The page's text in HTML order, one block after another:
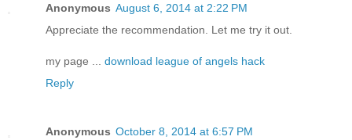
Anonymous August 6, 2014 at 2:22 PM
Appreciate the recommendation. Let me try it out.
my page ... download league of angels hack
Reply
Anonymous October 8, 2014 at 6:57 PM